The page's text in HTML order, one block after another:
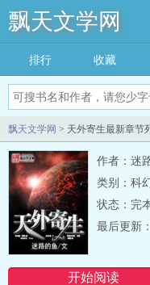
飘天文学网
排行 收藏
飘天文学网 > 天外寄生最新章节
作者：迷
类别：科
状态：完
开始阅读
最后更新